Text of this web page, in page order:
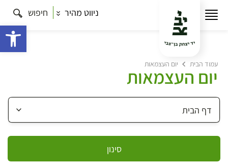
ניווט מהיר חיפוש
עמוד הבית יום העצמאות
יום העצמאות
סינון